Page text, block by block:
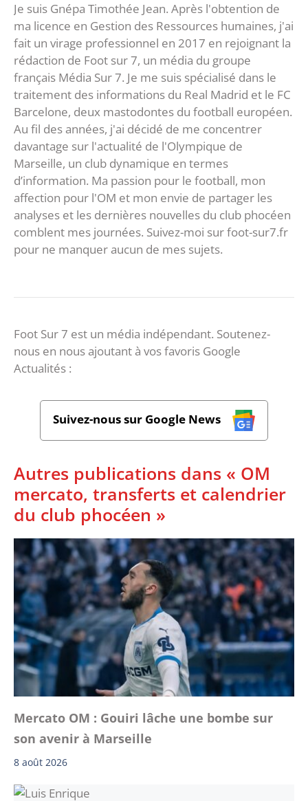
Je suis Gnépa Timothée Jean. Après l'obtention de
ma licence en Gestion des Ressources humaines, j'ai
fait un virage professionnel en 2017 en rejoignant la
rédaction de Foot sur 7, un média du groupe
français Média Sur 7. Je me suis spécialisé dans le
traitement des informations du Real Madrid et le FC
Barcelone, deux mastodontes du football européen.
Au fil des années, j'ai décidé de me concentrer
davantage sur l'actualité de l'Olympique de
Marseille, un club dynamique en termes
d’information. Ma passion pour le football, mon
affection pour l'OM et mon envie de partager les
analyses et les dernières nouvelles du club phocéen
comblent mes journées. Suivez-moi sur foot-sur7.fr
pour ne manquer aucun de mes sujets.
Foot Sur 7 est un média indépendant. Soutenez-
nous en nous ajoutant à vos favoris Google
Actualités :
Suivez-nous sur Google News
Autres publications dans « OM
mercato, transferts et calendrier
du club phocéen »
Mercato OM : Gouiri lâche une bombe sur
son avenir à Marseille
8 août 2026